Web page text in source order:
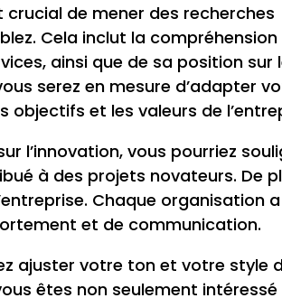
de mener des recherches
Cela inclut la
ainsi que de sa position sur
serez en mesure d’adapter
objectifs et les valeurs de
l’innovation, vous pourriez
à des projets novateurs. De
Chaque organisation
et de communication.
ajuster votre ton et votre style
êtes non seulement intéressé